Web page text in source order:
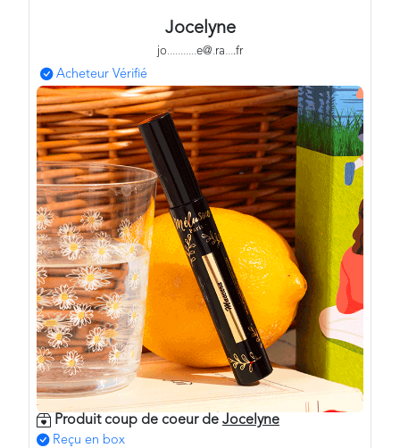
Jocelyne
jo...........e@.ra....fr
Acheteur Vérifié
Produit coup de coeur de Jocelyne
Reçu en box